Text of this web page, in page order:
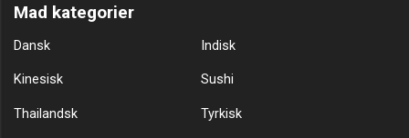
Mad kategorier
Dansk Indisk
Kinesisk Sushi
Thailandsk Tyrkisk